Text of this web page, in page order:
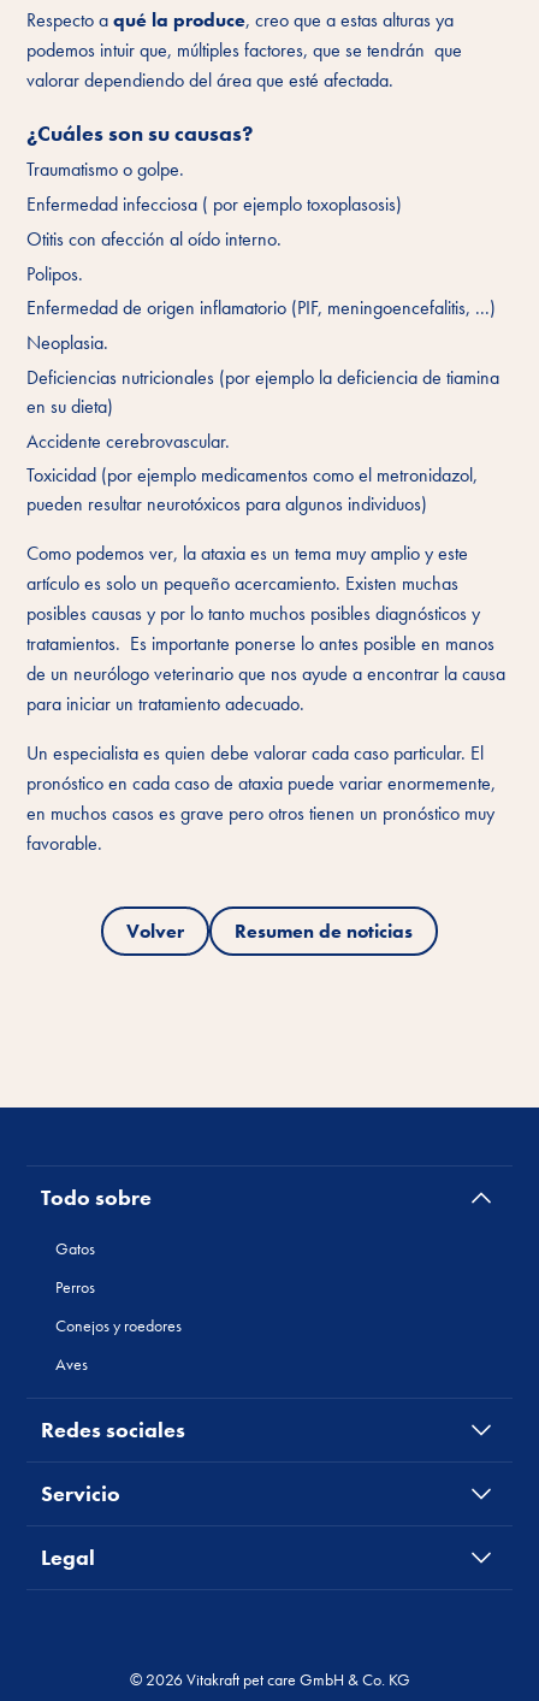
Respecto aqué la produce, creo que a estas alturas ya
podemos intuir que, múltiples factores, que se tendrán que
valorar dependiendo del área que esté afectada.
¿Cuáles son su causas?
Traumatismo o golpe.
Enfermedad infecciosa ( por ejemplo toxoplasosis)
Otitis con afección al oído interno.
Polipos.
Enfermedad de origen inflamatorio (PIF, meningoencefalitis, ...)
Neoplasia.
Deficiencias nutricionales (por ejemplo la deficiencia de tiamina
en su dieta)
Accidente cerebrovascular.
Toxicidad (por ejemplo medicamentos como el metronidazol,
pueden resultar neurotóxicos para algunos individuos)
Como podemos ver, la ataxia es un tema muy amplio y este
artículo es solo un pequeño acercamiento. Existen muchas
posibles causas y por lo tanto muchos posibles diagnósticos y
tratamientos. Es importante ponerse lo antes posible en manos
de un neurólogo veterinario que nos ayude a encontrar la causa
para iniciar un tratamiento adecuado.
Un especialista es quien debe valorar cada caso particular. El
pronóstico en cada caso de ataxia puede variar enormemente,
en muchos casos es grave pero otros tienen un pronóstico muy
favorable.
Volver Resumen de noticias
Todo sobre
Gatos
Perros
Conejos y roedores
Aves
Redes sociales
Servicio
Legal
© 2026 Vitakraft pet care GmbH & Co. KG